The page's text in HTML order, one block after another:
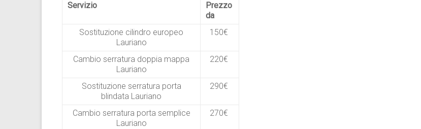
Servizio
Prezzo
da
Sostituzione cilindro europeo
Lauriano
150€
Cambio serratura doppia mappa
Lauriano
220€
Sostituzione serratura porta
blindata Lauriano
290€
Cambio serratura porta semplice
Lauriano
270€